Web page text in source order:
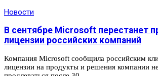
Новости
В сентябре Microsoft перестанет
лицензии российских компаний
Компания Microsoft сообщила российским
лицензии на продукты и решения компании